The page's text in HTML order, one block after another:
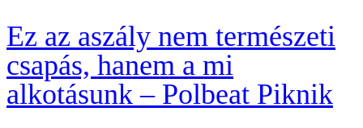
Ez az aszály nem természeti
csapás, hanem a mi
alkotásunk – Polbeat Piknik